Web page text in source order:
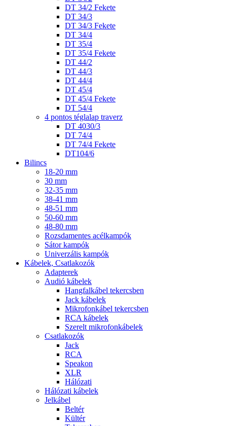
DT 34/2 Fekete
DT 34/3
DT 34/3 Fekete
DT 34/4
DT 35/4
DT 35/4 Fekete
DT 44/2
DT 44/3
DT 44/4
DT 45/4
DT 45/4 Fekete
DT 54/4
4 pontos téglalap traverz
DT 4030/3
DT 74/4
DT 74/4 Fekete
DT104/6
Bilincs
18-20 mm
30 mm
32-35 mm
38-41 mm
48-51 mm
50-60 mm
48-80 mm
Rozsdamentes acélkampók
Sátor kampók
Univerzális kampók
Kábelek, Csatlakozók
Adapterek
Audió kábelek
Hangfalkábel tekercsben
Jack kábelek
Mikrofonkábel tekercsben
RCA kábelek
Szerelt mikrofonkábelek
Csatlakozók
Jack
RCA
Speakon
XLR
Hálózati
Hálózati kábelek
Jelkábel
Beltér
Kültér